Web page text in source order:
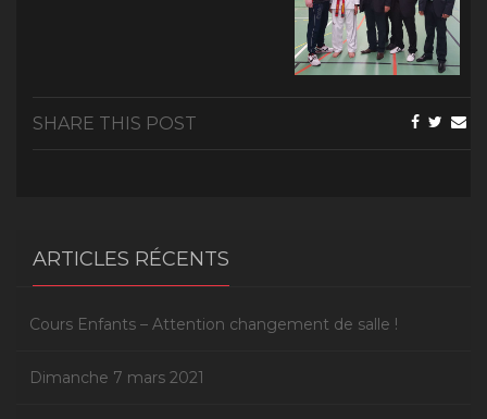
SHARE THIS POST
ARTICLES RÉCENTS
Cours Enfants – Attention changement de salle !
Dimanche 7 mars 2021